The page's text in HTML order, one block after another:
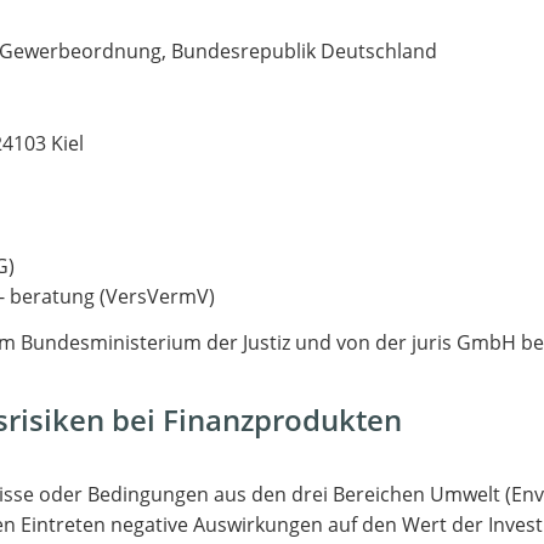
Bundesrepublik Deutschland
Kiel
(VersVermV)
Bundesministerium der Justiz und von der juris GmbH
bei Finanzprodukten
oder Bedingungen aus den drei Bereichen Umwelt
negative Auswirkungen auf den Wert der